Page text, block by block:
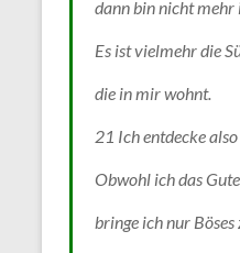
dann bin nicht mehr
Es ist vielmehr die
die in mir wohnt.
21 Ich entdecke
Obwohl ich das
bringe ich nur Böses